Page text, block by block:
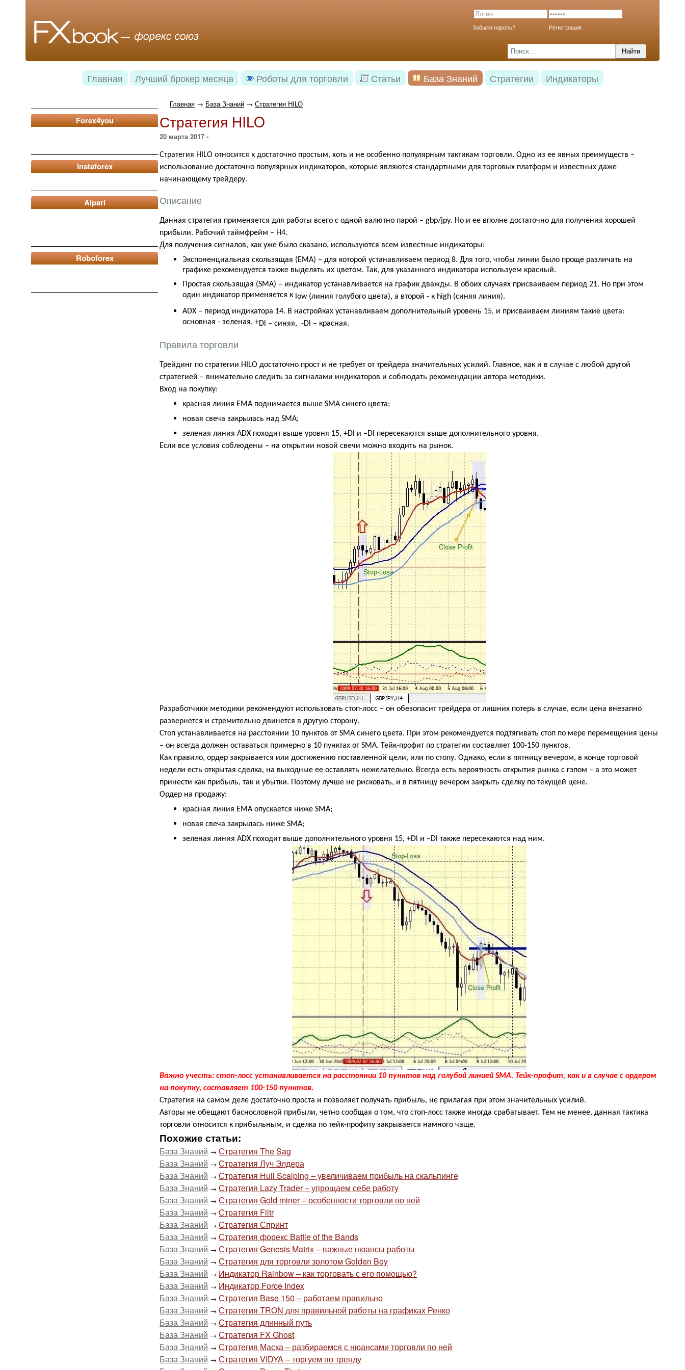
Забыли пароль? Регистрация
Главная Лучший брокер месяца Роботы для торговли Статьи База Знаний Стратегии Индикаторы
Forex4you
Instaforex
Alpari
Roboforex
Главная → База Знаний → Стратегия HILO
Стратегия HILO
20 марта 2017 -
Стратегия HILO относится к достаточно простым, хоть и не особенно популярным тактикам торговли. Одно из ее явных преимуществ –
использование достаточно популярных индикаторов, которые являются стандартными для торговых платформ и известных даже
начинающему трейдеру.
Описание
Данная стратегия применяется для работы всего с одной валютно парой – gbp/jpy. Но и ее вполне достаточно для получения хорошей
прибыли. Рабочий таймфрейм – Н4.
Для получения сигналов, как уже было сказано, используются всем известные индикаторы:
Экспоненциальная скользящая (ЕМА) – для которой устанавливаем период 8. Для того, чтобы линии было проще различать на
графике рекомендуется также выделять их цветом. Так, для указанного индикатора используем красный.
Простая скользящая (SMA) – индикатор устанавливается на график дважды. В обоих случаях присваиваем период 21. Но при этом
один индикатор применяется к low(линия голубого цвета), а второй - к high (синяя линия).
ADX – период индикатора 14. В настройках устанавливаем дополнительный уровень 15, и присваиваем линиям такие цвета:
основная - зеленая, +Dl – синяя, -Dl – красная.
Правила торговли
Трейдинг по стратегии HILO достаточно прост и не требует от трейдера значительных усилий. Главное, как и в случае с любой другой
стратегией – внимательно следить за сигналами индикаторов и соблюдать рекомендации автора методики.
Вход на покупку:
красная линия ЕМА поднимается выше SMA синего цвета;
новая свеча закрылась над SMA;
зеленая линия ADX походит выше уровня 15, +Dl и –Dl пересекаются выше дополнительного уровня.
Если все условия соблюдены – на открытии новой свечи можно входить на рынок.
Разработчики методики рекомендуют использовать стоп-лосс – он обезопасит трейдера от лишних потерь в случае, если цена внезапно
развернется и стремительно двинется в другую сторону.
Стоп устанавливается на расстоянии 10 пунктов от SMA синего цвета. При этом рекомендуется подтягивать стоп по мере перемещения цены
– он всегда должен оставаться примерно в 10 пунктах от SMA. Тейк-профит по стратегии составляет 100-150 пунктов.
Как правило, ордер закрывается или достижению поставленной цели, или по стопу. Однако, если в пятницу вечером, в конце торговой
недели есть открытая сделка, на выходные ее оставлять нежелательно. Всегда есть вероятность открытия рынка с гэпом – а это может
принести как прибыль, так и убытки. Поэтому лучше не рисковать, и в пятницу вечером закрыть сделку по текущей цене.
Ордер на продажу:
красная линия ЕМА опускается ниже SMA;
новая свеча закрылась ниже SMA;
зеленая линия ADX походит выше дополнительного уровня 15, +Dl и –Dl также пересекаются над ним.
Важно учесть: стоп-лосс устанавливается на расстоянии 10 пунктов над голубой линией SMA. Тейк-профит, как и в случае с ордером
на покупку, составляет 100-150 пунктов.
Стратегия на самом деле достаточно проста и позволяет получать прибыль, не прилагая при этом значительных усилий.
Авторы не обещают баснословной прибыли, четно сообщая о том, что стоп-лосс также иногда срабатывает. Тем не менее, данная тактика
торговли относится к прибыльным, и сделка по тейк-профиту закрывается намного чаще.
Похожие статьи:
База Знаний → Стратегия The Sag
База Знаний → Стратегия Луч Элдера
База Знаний → Стратегия Hull Scalping – увеличиваем прибыль на скальпинге
База Знаний → Стратегия Lazy Trader – упрощаем себе работу
База Знаний → Стратегия Gold miner – особенности торговли по ней
База Знаний → Стратегия Filtr
База Знаний → Стратегия Спринт
База Знаний → Стратегия форекс Battle of the Bands
База Знаний → Стратегия Genesis Matrix – важные нюансы работы
База Знаний → Стратегия для торговли золотом Golden Boy
База Знаний → Индикатор Rainbow – как торговать с его помощью?
База Знаний → Индикатор Force Index
База Знаний → Стратегия Base 150 – работаем правильно
База Знаний → Стратегия TRON для правильной работы на графиках Ренко
База Знаний → Стратегия длинный путь
База Знаний → Стратегия FX Ghost
База Знаний → Стратегия Маска – разбираемся с нюансами торговли по ней
База Знаний → Стратегия VIDYA – торгуем по тренду